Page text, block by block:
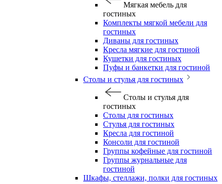
Мягкая мебель для
гостиных
Комплекты мягкой мебели для
гостиных
Диваны для гостиных
Кресла мягкие для гостиной
Кушетки для гостиных
Пуфы и банкетки для гостиной
Столы и стулья для гостиных
Столы и стулья для
гостиных
Столы для гостиных
Стулья для гостиных
Кресла для гостиной
Консоли для гостиной
Группы кофейные для гостиной
Группы журнальные для
гостиной
Шкафы, стеллажи, полки для гостиных